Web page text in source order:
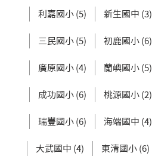
利嘉國小 (5) 新生國中 (3)
三民國小 (5) 初鹿國小 (6)
廣原國小 (4) 蘭嶼國小 (5)
成功國小 (6) 桃源國小 (2)
瑞豐國小 (6) 海端國中 (4)
大武國中 (4) 東清國小 (6)